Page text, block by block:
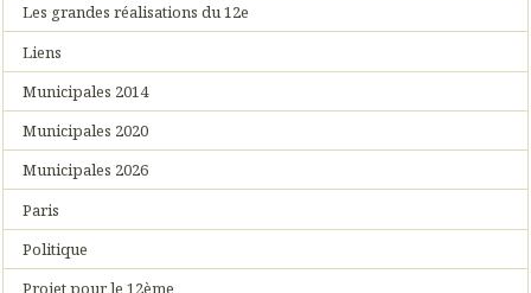
Les grandes réalisations du 12e
Liens
Municipales 2014
Municipales 2020
Municipales 2026
Paris
Politique
Projet pour le 12ème